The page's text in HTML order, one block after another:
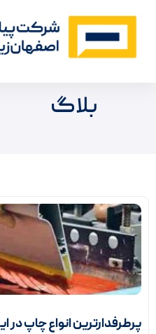
بلاگ
پرطرفدارترین انواع چاپ در